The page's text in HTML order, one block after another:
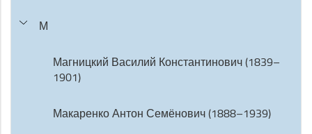
М
Магницкий Василий Константинович (1839–
1901)
Макаренко Антон Семёнович (1888–1939)